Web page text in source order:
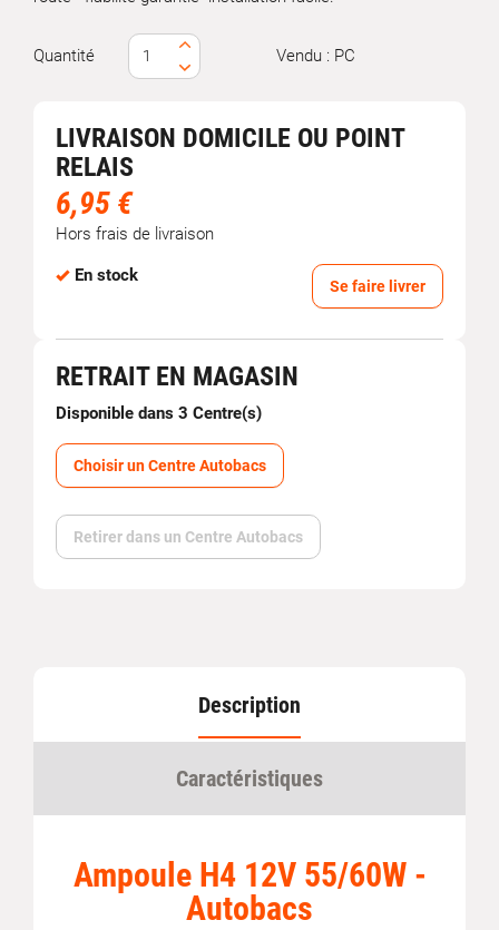
Quantité Vendu : PC
LIVRAISON DOMICILE OU POINT
RELAIS
6,95 €
Hors frais de livraison
En stock
Se faire livrer
RETRAIT EN MAGASIN
Disponible dans 3 Centre(s)
Choisir un Centre Autobacs
Retirer dans un Centre Autobacs
Description
Caractéristiques
Ampoule H4 12V 55/60W -
Autobacs